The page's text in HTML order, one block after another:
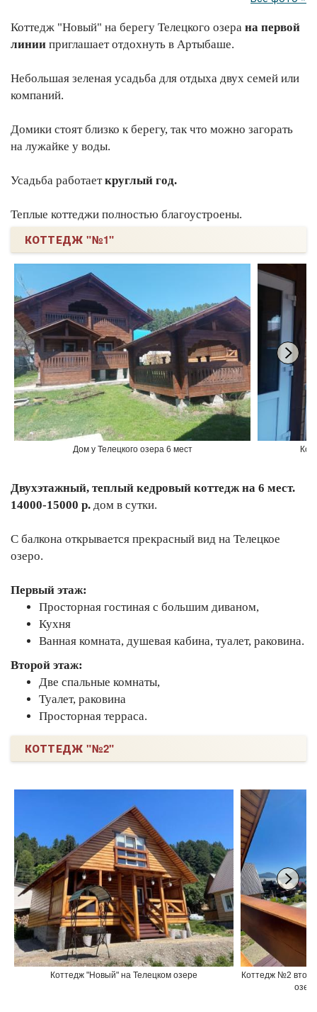
Коттедж "Новый" на берегу Телецкого озера на первой
линии приглашает отдохнуть в Артыбаше.
Небольшая зеленая усадьба для отдыха двух семей или
компаний.
Домики стоят близко к берегу, так что можно загорать
на лужайке у воды.
Усадьба работаеткруглый год.
Теплые коттеджи полностью благоустроены.
КОТТЕДЖ "№1"
Дом у Телецкого озера 6 мест
Двухэтажный, теплый кедровый коттедж на 6 мест.
14000-15000 р. дом в сутки.
С балкона открывается прекрасный вид на Телецкое
озеро.
Первый этаж:
Просторная гостиная с большим диваном,
Кухня
Ванная комната, душевая кабина, туалет, раковина.
Второй этаж:
Две спальные комнаты,
Туалет, раковина
Просторная терраса.
КОТТЕДЖ "№2"
Коттедж "Новый" на Телецком озере
Коттедж №2